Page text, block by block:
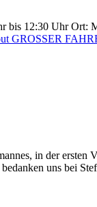
bis 12:30 Uhr Ort:
GROSSER
in der ersten
uns bei